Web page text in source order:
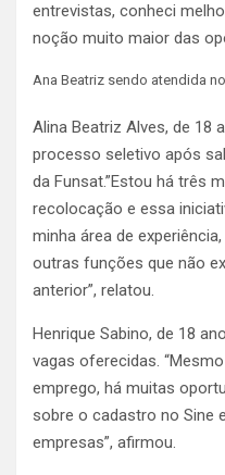
entrevistas, conheci
noção muito maior das
Ana Beatriz sendo atendida
Alina Beatriz Alves, de 18
processo seletivo após
da Funsat.”Estou há três
recolocação e essa
minha área de
outras funções que não
anterior”, relatou.
Henrique Sabino, de 18
vagas oferecidas.
emprego, há muitas
sobre o cadastro no Sine
empresas”, afirmou.